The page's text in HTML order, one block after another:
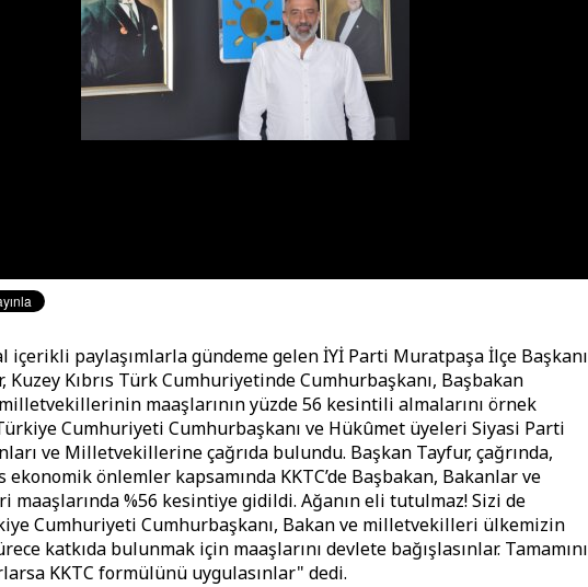
içerikli paylaşımlarla gündeme gelen İYİ Parti Muratpaşa İlçe Başkanı
Kuzey Kıbrıs Türk Cumhuriyetinde Cumhurbaşkanı, Başbakan
maaşlarının yüzde 56 kesintili almalarını örnek
Cumhuriyeti Cumhurbaşkanı ve Hükûmet üyeleri Siyasi Parti
ve Milletvekillerine çağrıda bulundu. Başkan Tayfur, çağrında,
ekonomik önlemler kapsamında KKTC’de Başbakan, Bakanlar ve
%56 kesintiye gidildi. Ağanın eli tutulmaz! Sizi de
Cumhuriyeti Cumhurbaşkanı, Bakan ve milletvekilleri ülkemizin
katkıda bulunmak için maaşlarını devlete bağışlasınlar. Tamamını
KKTC formülünü uygulasınlar" dedi.